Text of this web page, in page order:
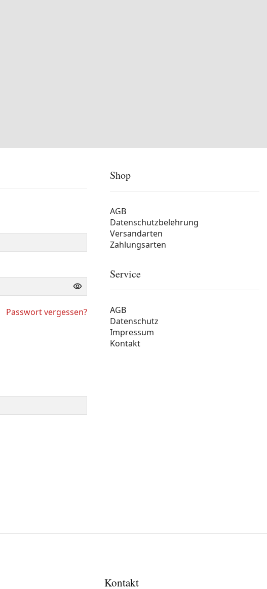
Passwort vergessen?
Shop
AGB
Datenschutzbelehrung
Versandarten
Zahlungsarten
Service
AGB
Datenschutz
Impressum
Kontakt
Kontakt